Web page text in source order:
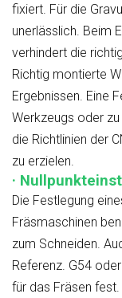
fixiert. Für die
unerlässlich. Beim
verhindert die
Richtig montierte
Ergebnissen. Eine
Werkzeugs oder
die Richtlinien der
zu erzielen.
·
Die Festlegung
Fräsmaschinen
zum Schneiden.
Referenz. G54
für das Fräsen fest.